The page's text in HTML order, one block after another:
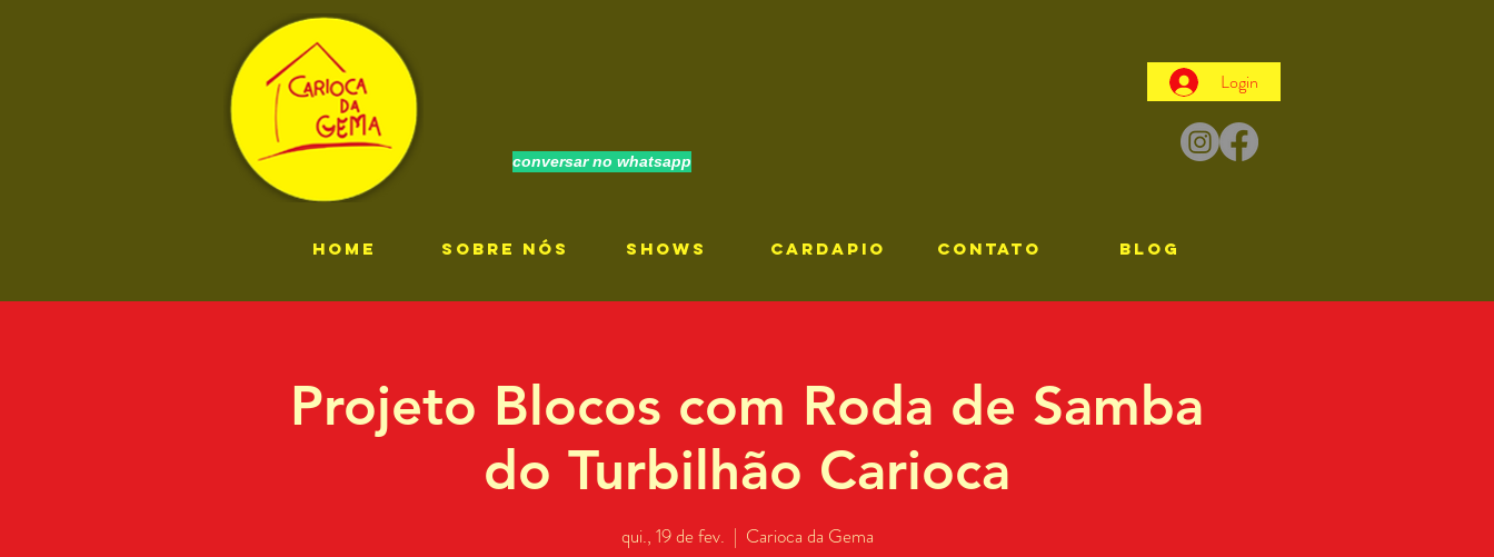
conversar no whatsapp
Login
HOME SOBRE NÓS SHOWS CARDAPIO CONTATO Blog
Projeto Blocos com Roda de Samba
do Turbilhão Carioca
qui., 19 de fev.
  |
Carioca da Gema